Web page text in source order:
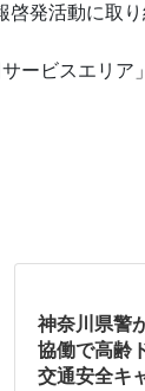
発活動に取り
ービスエリア
神奈川県警
協働で高齢
交通安全キ